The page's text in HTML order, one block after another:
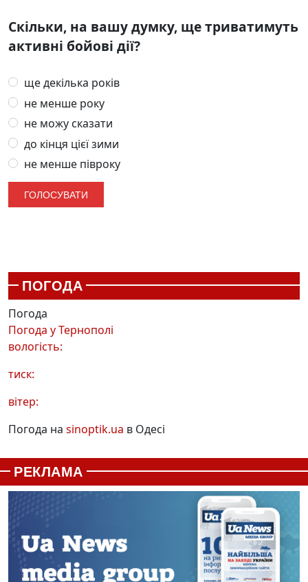
Скільки, на вашу думку, ще триватимуть
активні бойові дії?
ще декілька років
не менше року
не можу сказати
до кінця цієї зими
не менше півроку
ПОГОДА
Погода
Погода уТернополі
вологість:
тиск:
вітер:
Погода на sinoptik.ua в Одесі
РЕКЛАМА